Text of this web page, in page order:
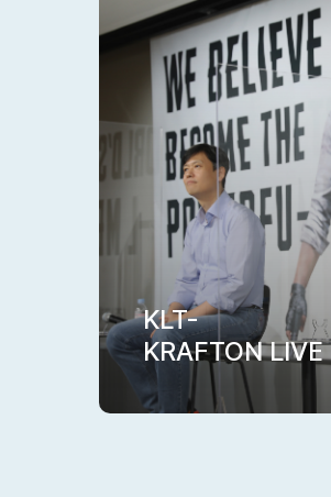
KLT-
KRAFTON LIVE